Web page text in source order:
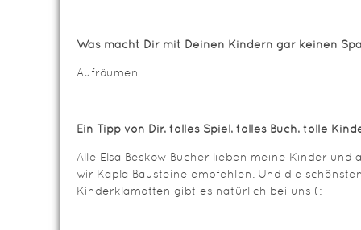
Was macht Dir mit Deinen Kindern gar keinen
Aufräumen
Ein Tipp von Dir, tolles Spiel, tolles Buch, tolle
Alle Elsa Beskow Bücher lieben meine Kinder und
wir Kapla Bausteine empfehlen. Und die
Kinderklamotten gibt es natürlich bei uns (: